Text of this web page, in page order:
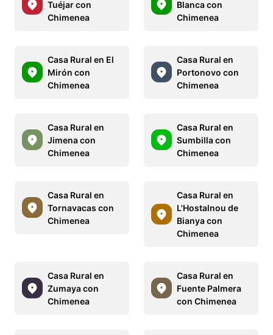
Tuéjar con
Chimenea
Blanca con
Chimenea
Casa Rural en El
Mirón con
Chimenea
Casa Rural en
Portonovo con
Chimenea
Casa Rural en
Jimena con
Chimenea
Casa Rural en
Sumbilla con
Chimenea
Casa Rural en
Tornavacas con
Chimenea
Casa Rural en
L'Hostalnou de
Bianya con
Chimenea
Casa Rural en
Zumaya con
Chimenea
Casa Rural en
Fuente Palmera
con Chimenea